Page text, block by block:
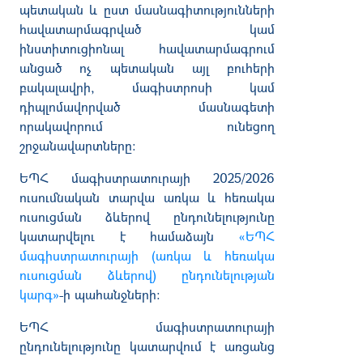
պետական և ըստ մասնագիտությունների
հավատարմագրված կամ
ինստիտուցիոնալ հավատարմագրում
անցած ոչ պետական այլ բուհերի
բակալավրի, մագիստրոսի կամ
դիպլոմավորված մասնագետի
որակավորում ունեցող
շրջանավարտները:
ԵՊՀ մագիստրատուրայի 2025/2026
ուսումնական տարվա առկա և հեռակա
ուսուցման ձևերով ընդունելությունը
կատարվելու է համաձայն «ԵՊՀ
մագիստրատուրայի (առկա և հեռակա
ուսուցման ձևերով) ընդունելության
կարգ»-ի պահանջների:
ԵՊՀ մագիստրատուրայի
ընդունելությունը կատարվում է առցանց